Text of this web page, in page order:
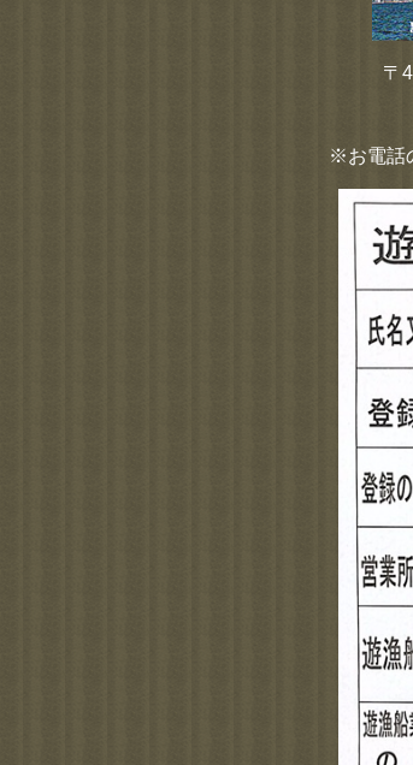
〒
※お電話